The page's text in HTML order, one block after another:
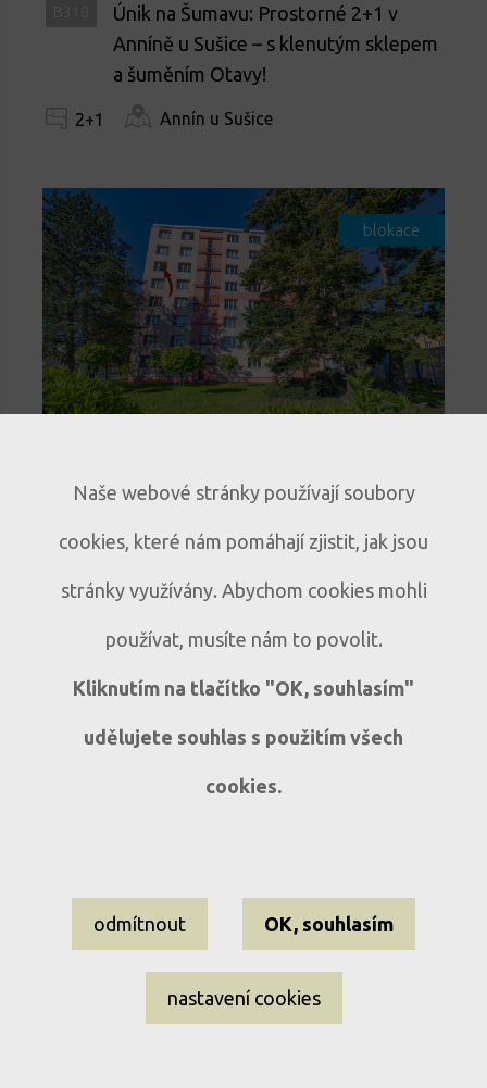
Únik na Šumavu: Prostorné 2+1 v
Anníně u Sušice – s klenutým sklepem
a šuměním Otavy!
2+1 Annín u Sušice
blokace
Světlý byt 3+1 s lodžií a
Sušici
B317
Prodej bytu 3+1 s lodžií a
Nastavení cookies
Informace o souborech cookies
Naše webové stránky používají soubory
cookies, které nám pomáhají zjistit, jak jsou
stránky využívány. Abychom cookies mohli
používat, musíte nám to povolit.
Kliknutím na tlačítko "OK, souhlasím"
udělujete souhlas s použitím všech
cookies.
odmítnout OK, souhlasím
nastavení cookies